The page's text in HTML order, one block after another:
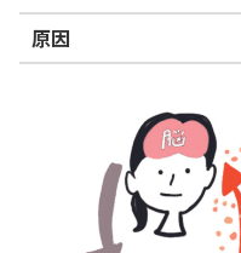
原因